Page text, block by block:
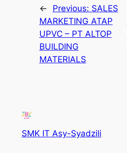
← Previous: SALES
MARKETING ATAP
UPVC – PT ALTOP
BUILDING
MATERIALS
SMK IT Asy-Syadzili